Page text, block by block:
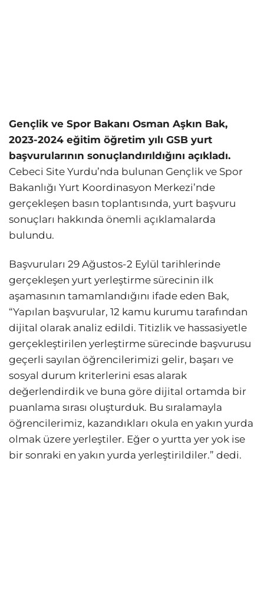
Gençlik ve Spor Bakanı Osman Aşkın Bak,
2023-2024 eğitim öğretim yılı GSB yurt
başvurularının sonuçlandırıldığını açıkladı.
Cebeci Site Yurdu’nda bulunan Gençlik ve Spor
Bakanlığı Yurt Koordinasyon Merkezi’nde
gerçekleşen basın toplantısında, yurt başvuru
sonuçları hakkında önemli açıklamalarda
bulundu.
Başvuruları 29 Ağustos-2 Eylül tarihlerinde
gerçekleşen yurt yerleştirme sürecinin ilk
aşamasının tamamlandığını ifade eden Bak,
“Yapılan başvurular, 12 kamu kurumu tarafından
dijital olarak analiz edildi. Titizlik ve hassasiyetle
gerçekleştirilen yerleştirme sürecinde başvurusu
geçerli sayılan öğrencilerimizi gelir, başarı ve
sosyal durum kriterlerini esas alarak
değerlendirdik ve buna göre dijital ortamda bir
puanlama sırası oluşturduk. Bu sıralamayla
öğrencilerimiz, kazandıkları okula en yakın yurda
olmak üzere yerleştiler. Eğer o yurtta yer yok ise
bir sonraki en yakın yurda yerleştirildiler.” dedi.